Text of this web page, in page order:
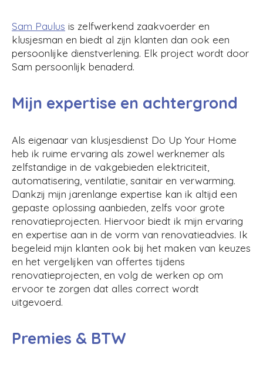
Sam Paulus is zelfwerkend zaakvoerder en
klusjesman en biedt al zijn klanten dan ook een
persoonlijke dienstverlening. Elk project wordt door
Sam persoonlijk benaderd.
Mijn expertise en achtergrond
Als eigenaar van klusjesdienst Do Up Your Home
heb ik ruime ervaring als zowel werknemer als
zelfstandige in de vakgebieden elektriciteit,
automatisering, ventilatie, sanitair en verwarming.
Dankzij mijn jarenlange expertise kan ik altijd een
gepaste oplossing aanbieden, zelfs voor grote
renovatieprojecten. Hiervoor biedt ik mijn ervaring
en expertise aan in de vorm van renovatieadvies. Ik
begeleid mijn klanten ook bij het maken van keuzes
en het vergelijken van offertes tijdens
renovatieprojecten, en volg de werken op om
ervoor te zorgen dat alles correct wordt
uitgevoerd.
Premies & BTW